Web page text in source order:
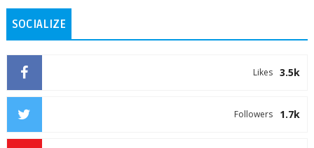
SOCIALIZE
3.5k
Likes
1.7k
Followers